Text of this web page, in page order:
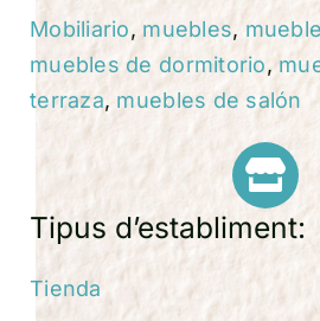
Mobiliario, muebles,
muebles de dormitorio,
terraza, muebles de salón
Tipus d’establiment:
Tienda